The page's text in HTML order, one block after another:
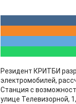
Резидент КРИТБИ
электромобилей,
Станция с
улице Телевизорной,